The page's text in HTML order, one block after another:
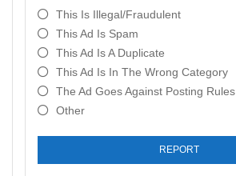
This Is Illegal/fraudulent
This Ad Is Spam
This Ad Is A Duplicate
This Ad Is In The Wrong Category
The Ad Goes Against Posting Rules
Other
REPORT